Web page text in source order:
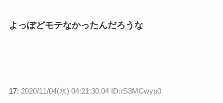
よっぽどモテなかったんだろうな
17: 2020/11/04(水) 04:21:30.04 ID:rS3MCwyp0